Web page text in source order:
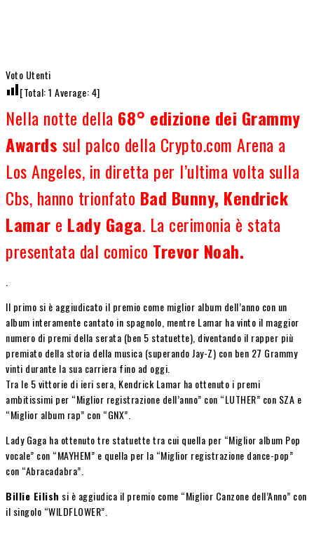
Voto Utenti
[Total:1 Average:4]
Nella notte della 68° edizione dei Grammy
Awards sul palco della Crypto.com Arena a
Los Angeles, in diretta per l’ultima volta sulla
Cbs, hanno trionfato Bad Bunny, Kendrick
Lamar e Lady Gaga. La cerimonia è stata
presentata dal comico Trevor Noah.
Il primo si è aggiudicato il premio come miglior album dell’anno con un
album interamente cantato in spagnolo, mentre Lamar ha vinto il maggior
numero di premi della serata (ben 5 statuette), diventando il rapper più
premiato della storia della musica (superando Jay-Z) con ben 27 Grammy
vinti durante la sua carriera fino ad oggi.
Tra le 5 vittorie di ieri sera, Kendrick Lamar ha ottenuto i premi
ambitissimi per “Miglior registrazione dell’anno” con “LUTHER” con SZA e
“Miglior album rap” con “GNX”.
Lady Gaga ha ottenuto tre statuette tra cui quella per “Miglior album Pop
vocale” con “MAYHEM” e quella per la “Miglior registrazione dance-pop”
con “Abracadabra”.
Billie Eilish si è aggiudica il premio come “Miglior Canzone dell’Anno” con
il singolo “WILDFLOWER”.